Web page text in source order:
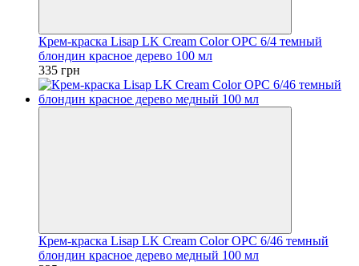
Крем-краска Lisap LK Cream Color OPC 6/4 темный
блондин красное дерево 100 мл
335 грн
Крем-краска Lisap LK Cream Color OPC 6/46 темный
блондин красное дерево медный 100 мл